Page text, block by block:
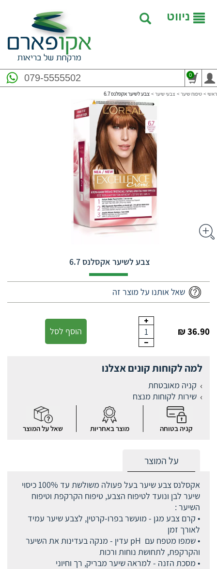
ניווט
079-5555502 0
ראשי > טיפוח שיער > צבעי שיער > צבע לשיער אקסלנס ‎ ‎6.7
צבע לשיער אקסלנס ‎ ‎6.7
שאל אותנו על מוצר זה
36.90 ₪
1 הוסף לסל
למה לקוחות קונים אצלנו
קניה מאובטחת
שירות לקוחות מנצח
קניה בטוחה מוצר באחריות שאל על המוצר
על המוצר
אקסלנס צבע שיער בעל פעולה משולשת עד 100% כיסוי
שיער לבן ונועד לטיפוח הצבע, טיפוח הקרקפת וטיפוח
השיער :
• קרם צבע מגן - מועשר בפרו-קרטין, לצבע שיער עמיד
לאורך זמן
• שמפו מטפח עם pH עדין - מנקה בעדינות את השיער
והקרקפת, לתחושת נוחות ורכות
• מסכת הזנה - למראה שיער מבריק, רך וחיוני